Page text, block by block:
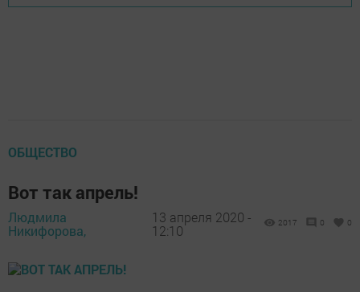
ОБЩЕСТВО
Вот так апрель!
Людмила
Никифорова,
13 апреля 2020 -
12:10
2017 0 0